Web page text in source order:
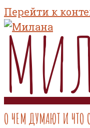
Перейти к
О ЧЕМ ДУМАЮТ И